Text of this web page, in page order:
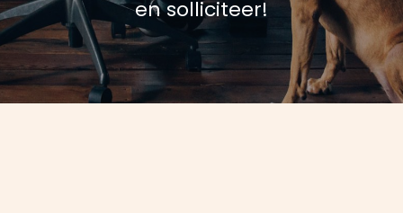
en solliciteer!